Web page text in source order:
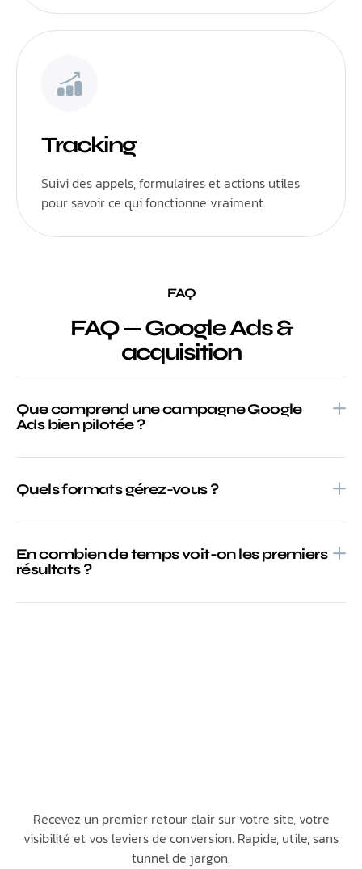
Tracking
Suivi des appels, formulaires et actions utiles
pour savoir ce qui fonctionne vraiment.
FAQ
FAQ — Google Ads &
acquisition
Que comprend une campagne Google
Ads bien pilotée ?
Quels formats gérez-vous ?
En combien de temps voit-on les premiers
résultats ?
Recevez un premier retour clair sur votre site, votre
visibilité et vos leviers de conversion. Rapide, utile, sans
tunnel de jargon.